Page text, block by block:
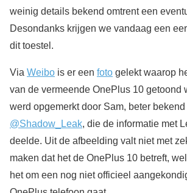
weinig details bekend omtrent een
Desondanks krijgen we vandaag een
dit toestel.
Via Weibo is er een foto gelekt waarop
van de vermeende OnePlus 10 getoond
werd opgemerkt door Sam, beter
@Shadow_Leak, die de informatie met
deelde. Uit de afbeelding valt niet met
maken dat het de OnePlus 10 betreft,
het om een nog niet officieel